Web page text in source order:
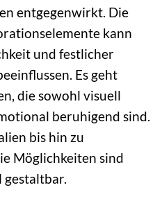
entgegenwirkt. Die
kann
und festlicher
Es geht
die sowohl visuell
beruhigend sind.
bis hin zu
Möglichkeiten sind